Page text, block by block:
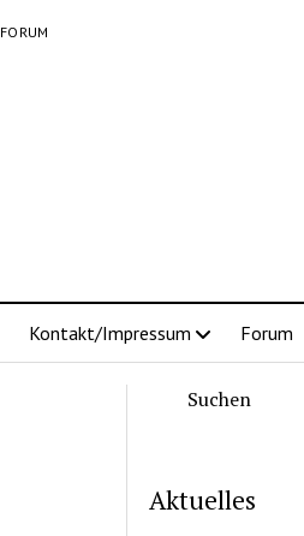
FORUM
Kontakt/Impressum Forum
Suchen
Aktuelles